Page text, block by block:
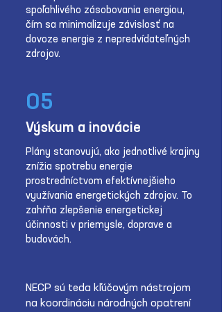
spoľahlivého zásobovania energiou,
čím sa minimalizuje závislosť na
dovoze energie z nepredvídateľných
zdrojov.
05
Výskum a inovácie
Plány stanovujú, ako jednotlivé krajiny
znížia spotrebu energie
prostredníctvom efektívnejšieho
využívania energetických zdrojov. To
zahŕňa zlepšenie energetickej
účinnosti v priemysle, doprave a
budovách.
NECP sú teda kľúčovým nástrojom
na koordináciu národných opatrení